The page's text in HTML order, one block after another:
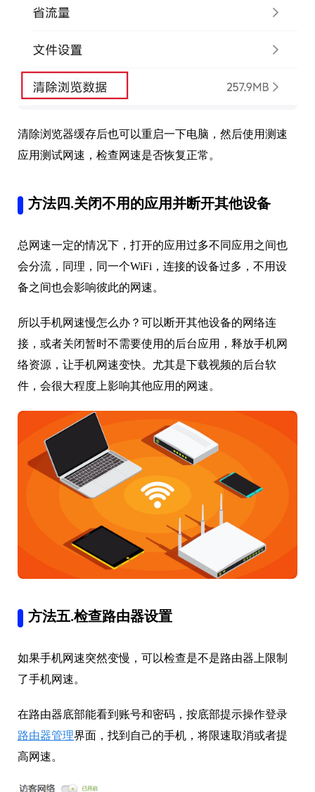
清除浏览器缓存后也可以重启一下电脑，然后使用测速
应用测试网速，检查网速是否恢复正常。
方法四.关闭不用的应用并断开其他设备
总网速一定的情况下，打开的应用过多不同应用之间也
会分流，同理，同一个WiFi，连接的设备过多，不用设
备之间也会影响彼此的网速。
所以手机网速慢怎么办？可以断开其他设备的网络连
接，或者关闭暂时不需要使用的后台应用，释放手机网
络资源，让手机网速变快。尤其是下载视频的后台软
件，会很大程度上影响其他应用的网速。
方法五.检查路由器设置
如果手机网速突然变慢，可以检查是不是路由器上限制
了手机网速。
在路由器底部能看到账号和密码，按底部提示操作登录
路由器管理界面，找到自己的手机，将限速取消或者提
高网速。